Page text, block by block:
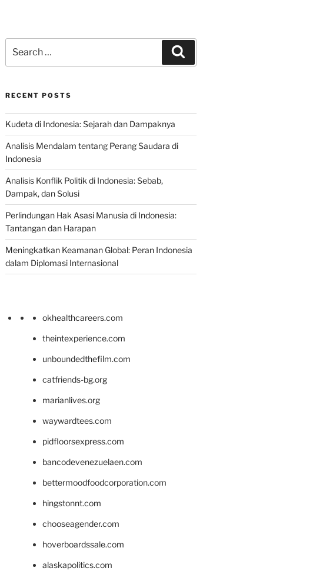
for:
RECENT POSTS
Kudeta di Indonesia: Sejarah dan Dampaknya
Analisis Mendalam tentang Perang Saudara di
Indonesia
Analisis Konflik Politik di Indonesia: Sebab,
Dampak, dan Solusi
Perlindungan Hak Asasi Manusia di Indonesia:
Tantangan dan Harapan
Meningkatkan Keamanan Global: Peran Indonesia
dalam Diplomasi Internasional
okhealthcareers.com
theintexperience.com
unboundedthefilm.com
catfriends-bg.org
marianlives.org
waywardtees.com
pidfloorsexpress.com
bancodevenezuelaen.com
bettermoodfoodcorporation.com
hingstonnt.com
chooseagender.com
hoverboardssale.com
alaskapolitics.com